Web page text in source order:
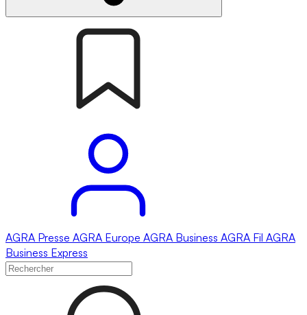
AGRA Presse AGRA Europe AGRA Business AGRA Fil AGRA
Business Express